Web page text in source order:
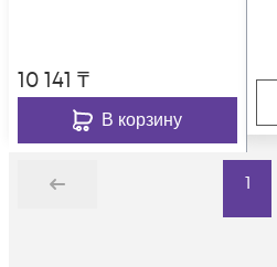
10 141 ₸
В корзину
Назад
1